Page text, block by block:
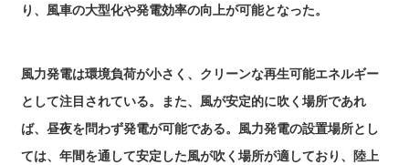
り、風車の大型化や発電効率の向上が可能となった。
風力発電は環境負荷が小さく、クリーンな再生可能エネルギー
として注目されている。また、風が安定的に吹く場所であれ
ば、昼夜を問わず発電が可能である。風力発電の設置場所とし
ては、年間を通して安定した風が吹く場所が適しており、陸上